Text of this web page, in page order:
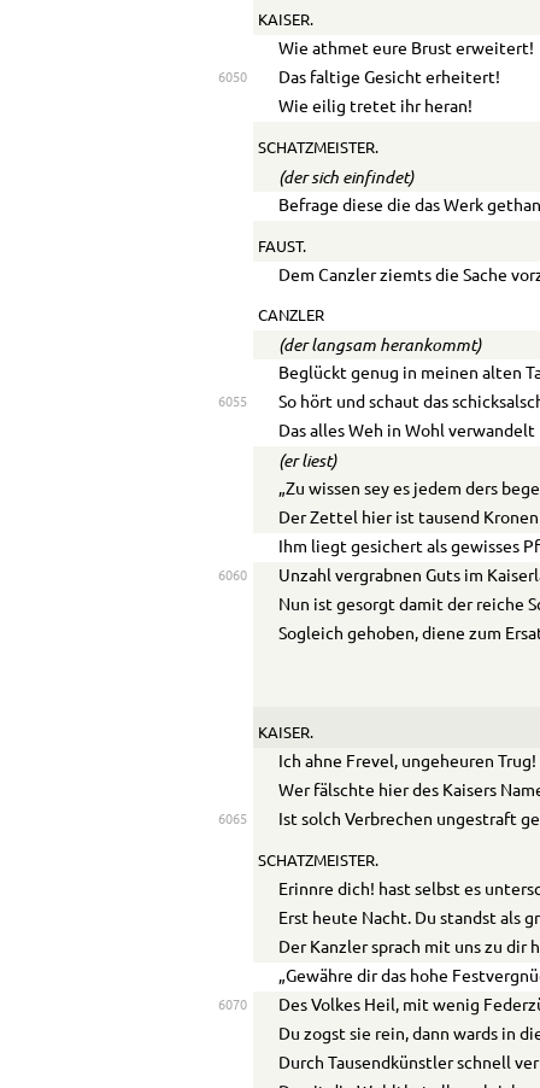
KAISER.
Wie athmet eure Brust erweitert!
6050
Das faltige Gesicht erheitert!
Wie eilig tretet ihr heran!
SCHATZMEISTER.
(der sich einfindet)
Befrage diese die das Werk
FAUST.
Dem Canzler ziemts die Sache
CANZLER
(der langsam herankommt)
Beglückt genug in meinen alten
6055
So hört und schaut das
Das alles Weh in Wohl verwandelt
(er liest)
„Zu wissen sey es jedem ders
Der Zettel hier ist tausend
Ihm liegt gesichert als gewisses
6060
Unzahl vergrabnen Guts im
Nun ist gesorgt damit der reiche
Sogleich gehoben, diene zum
KAISER.
Ich ahne Frevel, ungeheuren Trug!
Wer fälschte hier des Kaisers
6065 Ist solch Verbrechen ungestraft
SCHATZMEISTER.
Erinnre dich! hast selbst es
Erst heute Nacht. Du standst als
Der Kanzler sprach mit uns zu dir
„Gewähre dir das hohe
6070
Des Volkes Heil, mit wenig
Du zogst sie rein, dann wards in
Durch Tausendkünstler schnell